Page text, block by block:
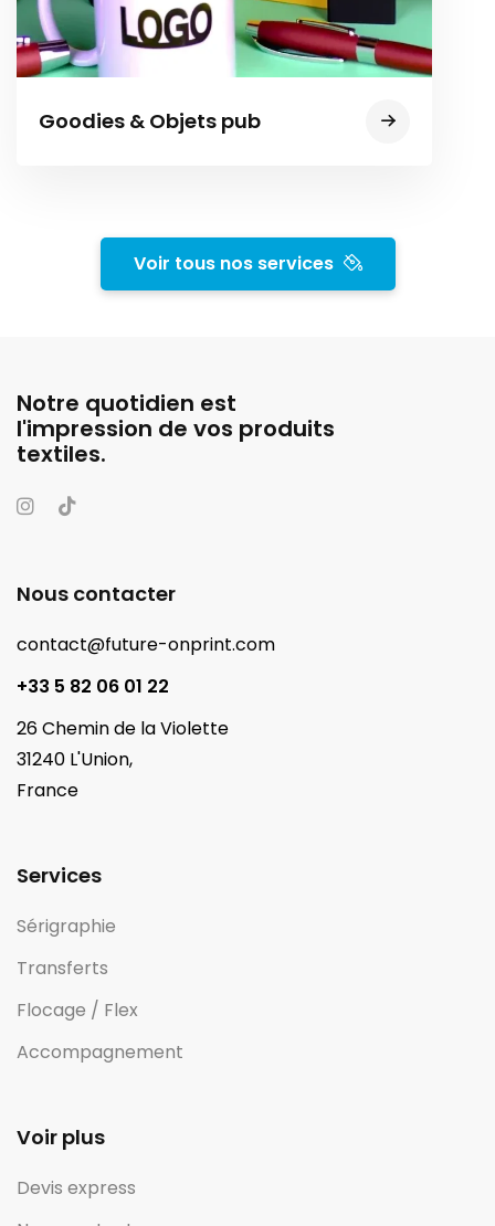
Goodies & Objets pub
Voir tous nos services
Notre quotidien est
l'impression de vos produits
textiles.
Nous contacter
contact@future-onprint.com
+33 5 82 06 01 22
26 Chemin de la Violette
31240 L'Union,
France
Services
Sérigraphie
Transferts
Flocage / Flex
Accompagnement
Voir plus
Devis express